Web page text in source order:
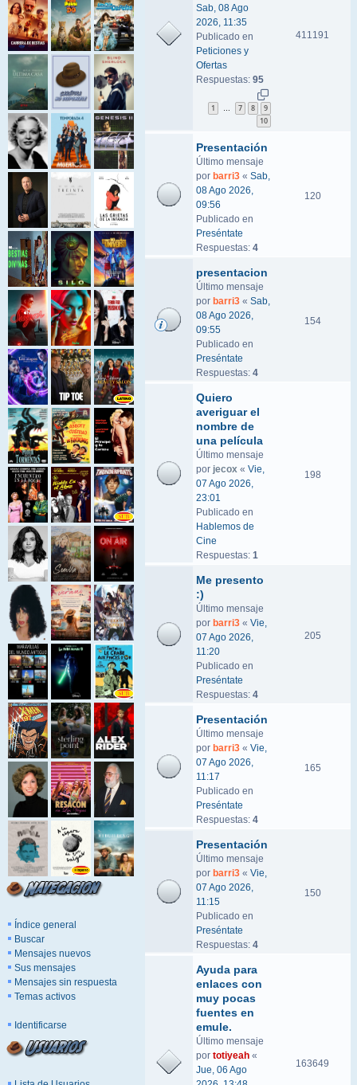
Índice general
Buscar
Mensajes nuevos
Sus mensajes
Mensajes sin respuesta
Temas activos
Identificarse
Sab, 08 Ago
2026, 11:35
Publicado en
Peticiones y
Ofertas
Respuestas: 95
1 7 8
9
10
411191
Presentación
Último mensaje
por barri3 « Sab,
08 Ago 2026,
09:56
Publicado en
Preséntate
Respuestas: 4
120
presentacion
Último mensaje
por barri3 « Sab,
08 Ago 2026,
09:55
Publicado en
Preséntate
Respuestas: 4
154
Quiero
averiguar el
nombre de
una película
Último mensaje
por jecox « Vie,
07 Ago 2026,
23:01
Publicado en
Hablemos de
Cine
Respuestas: 1
198
Me presento
:)
Último mensaje
por barri3 « Vie,
07 Ago 2026,
11:20
Publicado en
Preséntate
Respuestas: 4
205
Presentación
Último mensaje
por barri3 « Vie,
07 Ago 2026,
11:17
Publicado en
Preséntate
Respuestas: 4
165
Presentación
Último mensaje
por barri3 « Vie,
07 Ago 2026,
11:15
Publicado en
Preséntate
Respuestas: 4
150
Ayuda para
enlaces con
muy pocas
fuentes en
emule.
Último mensaje
por totiyeah «
Jue, 06 Ago
163649